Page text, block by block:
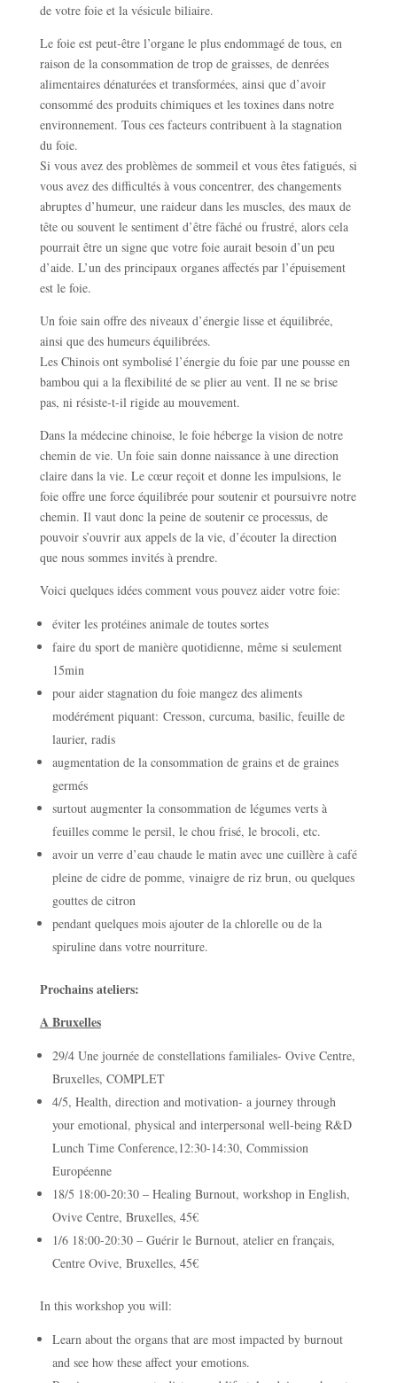
de votre foie et la vésicule biliaire.
Le foie est peut-être l’organe le plus endommagé de tous, en
raison de la consommation de trop de graisses, de denrées
alimentaires dénaturées et transformées, ainsi que d’avoir
consommé des produits chimiques et les toxines dans notre
environnement. Tous ces facteurs contribuent à la stagnation
du foie.
Si vous avez des problèmes de sommeil et vous êtes fatigués, si
vous avez des difficultés à vous concentrer, des changements
abruptes d’humeur, une raideur dans les muscles, des maux de
tête ou souvent le sentiment d’être fâché ou frustré, alors cela
pourrait être un signe que votre foie aurait besoin d’un peu
d’aide. L’un des principaux organes affectés par l’épuisement
est le foie.
Un foie sain offre des niveaux d’énergie lisse et équilibrée,
ainsi que des humeurs équilibrées.
Les Chinois ont symbolisé l’énergie du foie par une pousse en
bambou qui a la flexibilité de se plier au vent. Il ne se brise
pas, ni résiste-t-il rigide au mouvement.
Dans la médecine chinoise, le foie héberge la vision de notre
chemin de vie. Un foie sain donne naissance à une direction
claire dans la vie. Le cœur reçoit et donne les impulsions, le
foie offre une force équilibrée pour soutenir et poursuivre notre
chemin. Il vaut donc la peine de soutenir ce processus, de
pouvoir s’ouvrir aux appels de la vie, d’écouter la direction
que nous sommes invités à prendre.
Voici quelques idées comment vous pouvez aider votre foie:
éviter les protéines animale de toutes sortes
faire du sport de manière quotidienne, même si seulement
15min
pour aider stagnation du foie mangez des aliments
modérément piquant: Cresson, curcuma, basilic, feuille de
laurier, radis
augmentation de la consommation de grains et de graines
germés
surtout augmenter la consommation de légumes verts à
feuilles comme le persil, le chou frisé, le brocoli, etc.
avoir un verre d’eau chaude le matin avec une cuillère à café
pleine de cidre de pomme, vinaigre de riz brun, ou quelques
gouttes de citron
pendant quelques mois ajouter de la chlorelle ou de la
spiruline dans votre nourriture.
Prochains ateliers:
A Bruxelles
29/4 Une journée de constellations familiales- Ovive Centre,
Bruxelles, COMPLET
4/5, Health, direction and motivation- a journey through
your emotional, physical and interpersonal well-being R&D
Lunch Time Conference,12:30-14:30, Commission
Européenne
18/5 18:00-20:30 – Healing Burnout, workshop in English,
Ovive Centre, Bruxelles, 45€
1/6 18:00-20:30 – Guérir le Burnout, atelier en français,
Centre Ovive, Bruxelles, 45€
In this workshop you will:
Learn about the organs that are most impacted by burnout
and see how these affect your emotions.